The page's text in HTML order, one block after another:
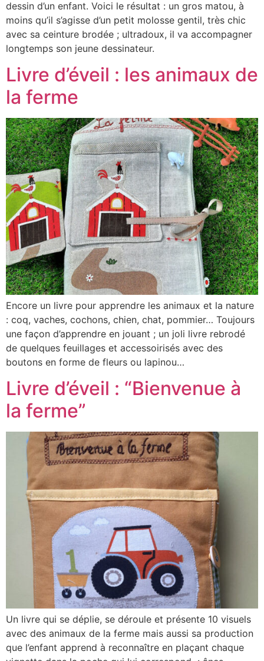
dessin d’un enfant. Voici le résultat : un gros matou, à
moins qu’il s’agisse d’un petit molosse gentil, très chic
avec sa ceinture brodée ; ultradoux, il va accompagner
longtemps son jeune dessinateur.
Livre d’éveil : les animaux de
la ferme
Encore un livre pour apprendre les animaux et la nature
: coq, vaches, cochons, chien, chat, pommier… Toujours
une façon d’apprendre en jouant ; un joli livre rebrodé
de quelques feuillages et accessoirisés avec des
boutons en forme de fleurs ou lapinou…
Livre d’éveil : “Bienvenue à
la ferme”
Un livre qui se déplie, se déroule et présente 10 visuels
avec des animaux de la ferme mais aussi sa production
que l’enfant apprend à reconnaître en plaçant chaque